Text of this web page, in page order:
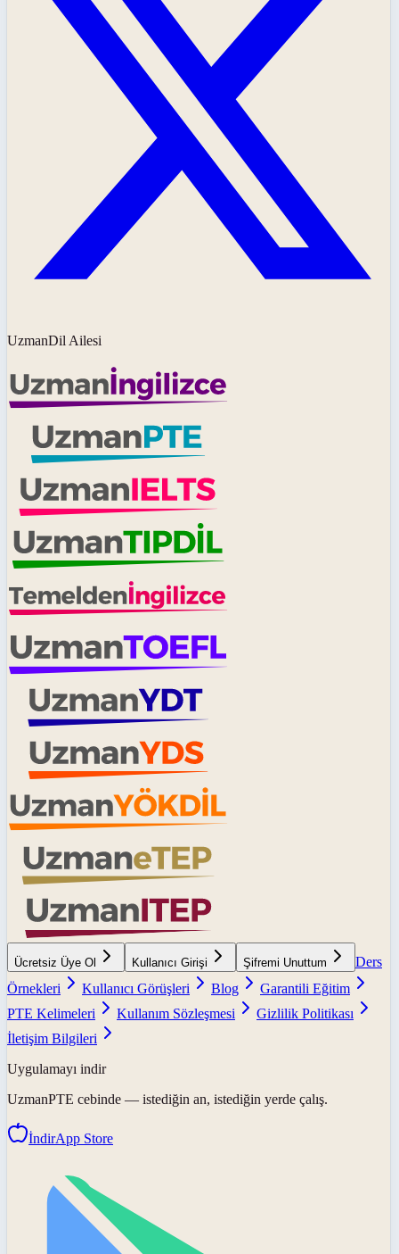
UzmanDil Ailesi
Ücretsiz Üye Ol Kullanıcı Girişi Şifremi Unuttum
Ders
Örnekleri
Kullanıcı Görüşleri Blog
Garantili Eğitim
PTE Kelimeleri
Kullanım Sözleşmesi
Gizlilik Politikası
İletişim Bilgileri
Uygulamayı indir
UzmanPTE cebinde — istediğin an, istediğin yerde çalış.
İndirApp Store